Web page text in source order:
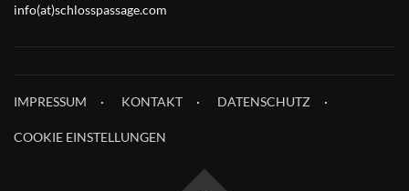
info(at)schlosspassage.com
IMPRESSUM KONTAKT DATENSCHUTZ
COOKIE EINSTELLUNGEN